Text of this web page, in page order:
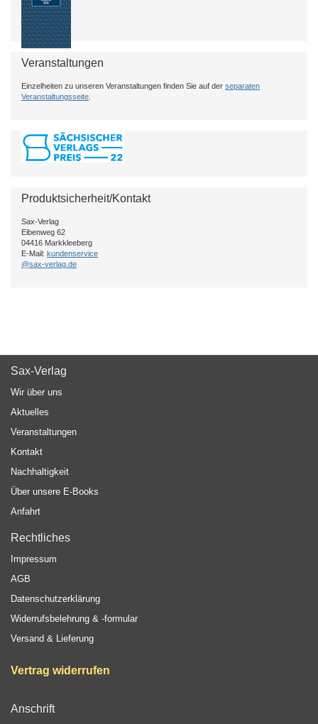
Veranstaltungen
Einzelheiten zu unseren Veranstaltungen finden Sie auf der separaten
Veranstaltungsseite
Produktsicherheit/Kontakt
Sax-Verlag
Eibenweg 62
04416 Markkleeberg
E-Mail: kundenservice
@sax-verlag.de
Sax-Verlag
Wir über uns
Aktuelles
Veranstaltungen
Kontakt
Nachhaltigkeit
Über unsere E-Books
Anfahrt
Rechtliches
Impressum
AGB
Datenschutzerklärung
Widerrufsbelehrung & -formular
Versand & Lieferung
Vertrag widerrufen
Anschrift